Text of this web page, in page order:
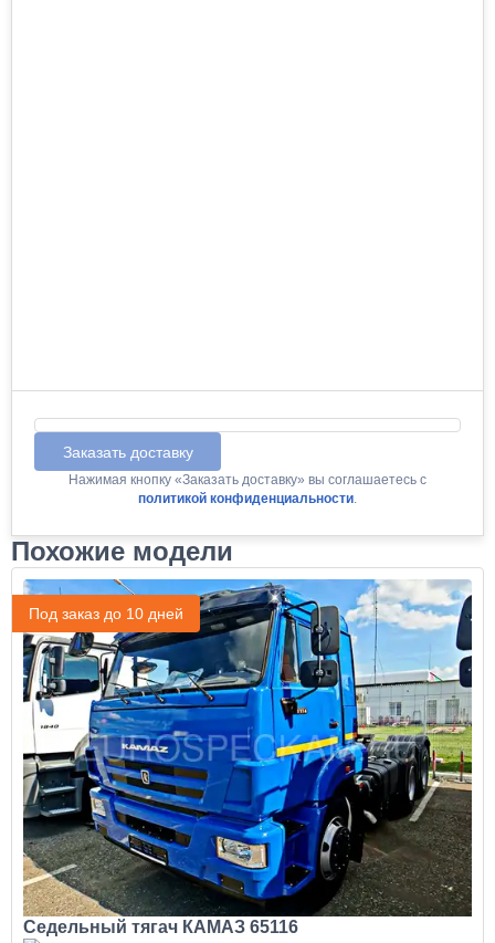
Заказать доставку
Нажимая кнопку «Заказать доставку» вы соглашаетесь с
политикой конфиденциальности.
Похожие модели
Под заказ до 10 дней
Седельный тягач КАМАЗ 65116